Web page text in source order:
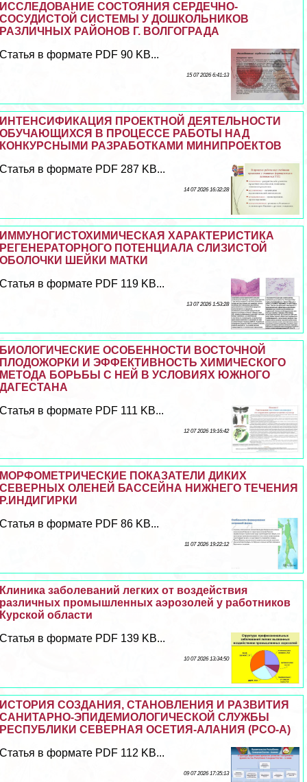
ИССЛЕДОВАНИЕ СОСТОЯНИЯ СЕРДЕЧНО-
СОСУДИСТОЙ СИСТЕМЫ У ДОШКОЛЬНИКОВ
РАЗЛИЧНЫХ РАЙОНОВ Г. ВОЛГОГРАДА
Статья в формате PDF 90 KB...
15 07 2026 6:41:13
ИНТЕНСИФИКАЦИЯ ПРОЕКТНОЙ ДЕЯТЕЛЬНОСТИ
ОБУЧАЮЩИХСЯ В ПРОЦЕССЕ РАБОТЫ НАД
КОНКУРСНЫМИ РАЗРАБОТКАМИ МИНИПРОЕКТОВ
Статья в формате PDF 287 KB...
14 07 2026 16:32:28
ИММУНОГИСТОХИМИЧЕСКАЯ ХАРАКТЕРИСТИКА
РЕГЕНЕРАТОРНОГО ПОТЕНЦИАЛА СЛИЗИСТОЙ
ОБОЛОЧКИ ШЕЙКИ МАТКИ
Статья в формате PDF 119 KB...
13 07 2026 1:53:28
БИОЛОГИЧЕСКИЕ ОСОБЕННОСТИ ВОСТОЧНОЙ
ПЛОДОЖОРКИ И ЭФФЕКТИВНОСТЬ ХИМИЧЕСКОГО
МЕТОДА БОРЬБЫ С НЕЙ В УСЛОВИЯХ ЮЖНОГО
ДАГЕСТАНА
Статья в формате PDF 111 KB...
12 07 2026 19:16:42
МОРФОМЕТРИЧЕСКИЕ ПОКАЗАТЕЛИ ДИКИХ
СЕВЕРНЫХ ОЛЕНЕЙ БАССЕЙНА НИЖНЕГО ТЕЧЕНИЯ
Р.ИНДИГИРКИ
Статья в формате PDF 86 KB...
11 07 2026 19:22:12
Клиника заболеваний легких от воздействия
различных промышленных аэрозолей у работников
Курской области
Статья в формате PDF 139 KB...
10 07 2026 13:34:50
ИСТОРИЯ СОЗДАНИЯ, СТАНОВЛЕНИЯ И РАЗВИТИЯ
САНИТАРНО-ЭПИДЕМИОЛОГИЧЕСКОЙ СЛУЖБЫ
РЕСПУБЛИКИ СЕВЕРНАЯ ОСЕТИЯ-АЛАНИЯ (РСО-А)
Статья в формате PDF 112 KB...
09 07 2026 17:35:13